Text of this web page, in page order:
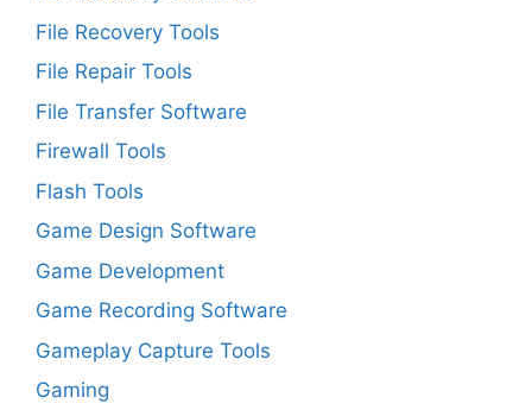
File Recovery Tools
File Repair Tools
File Transfer Software
Firewall Tools
Flash Tools
Game Design Software
Game Development
Game Recording Software
Gameplay Capture Tools
Gaming